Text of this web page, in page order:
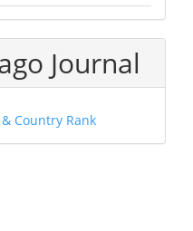
Journal